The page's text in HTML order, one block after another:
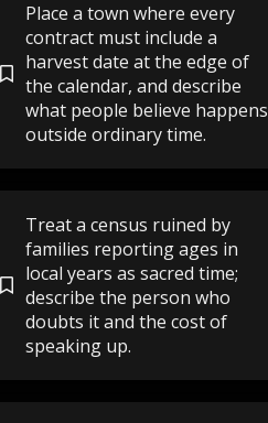
Place a town where every
contract must include a
harvest date at the edge of
the calendar, and describe
what people believe happens
outside ordinary time.
Treat a census ruined by
families reporting ages in
local years as sacred time;
describe the person who
doubts it and the cost of
speaking up.